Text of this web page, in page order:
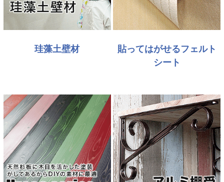
珪藻土壁材
貼ってはがせるフェルト
シート